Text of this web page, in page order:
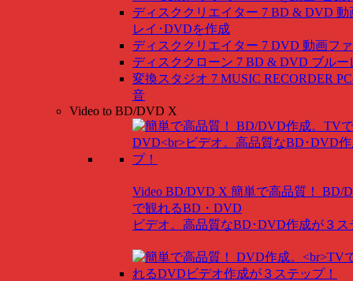
ディスククリエイター 7 BD & DVD 動
レイ･DVDを作成
ディスククリエイター 7 DVD 動画フ
ディスククローン 7 BD & DVD ブルー
変換スタジオ 7 MUSIC RECORDER
音
Video to BD/DVD X
Video BD/DVD X 簡単で高品質！ BD/
で観れるBD・DVD
ビデオ。高品質なBD･DVD作成が３ス